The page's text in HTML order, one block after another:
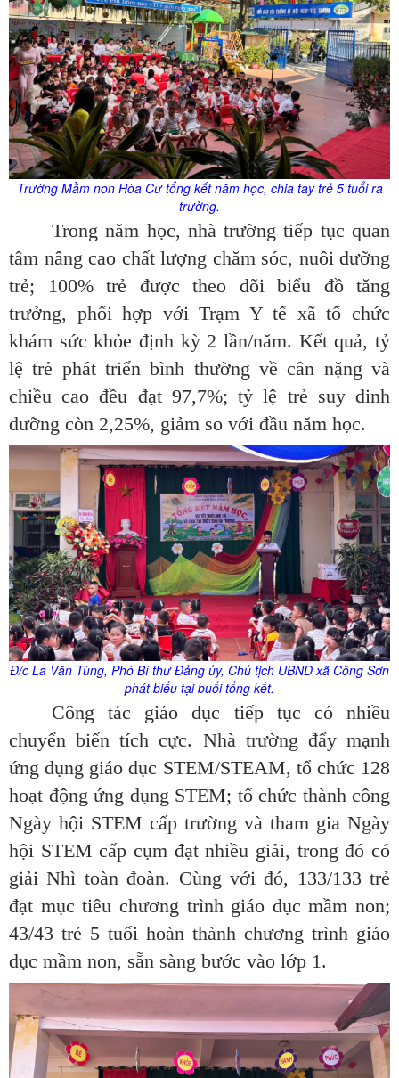
Trường Mầm non Hòa Cư tổng kết năm học, chia tay trẻ 5 tuổi ra
trường.
Trong năm học, nhà trường tiếp tục quan
tâm nâng cao chất lượng chăm sóc, nuôi dưỡng
trẻ; 100% trẻ được theo dõi biểu đồ tăng
trưởng, phối hợp với Trạm Y tế xã tổ chức
khám sức khỏe định kỳ 2 lần/năm. Kết quả, tỷ
lệ trẻ phát triển bình thường về cân nặng và
chiều cao đều đạt 97,7%; tỷ lệ trẻ suy dinh
dưỡng còn 2,25%, giảm so với đầu năm học.
Đ/c La Văn Tùng, Phó Bí thư Đảng ủy, Chủ tịch UBND xã Công Sơn
phát biểu tại buổi tổng kết.
Công tác giáo dục tiếp tục có nhiều
chuyển biến tích cực. Nhà trường đẩy mạnh
ứng dụng giáo dục STEM/STEAM, tổ chức 128
hoạt động ứng dụng STEM; tổ chức thành công
Ngày hội STEM cấp trường và tham gia Ngày
hội STEM cấp cụm đạt nhiều giải, trong đó có
giải Nhì toàn đoàn. Cùng với đó, 133/133 trẻ
đạt mục tiêu chương trình giáo dục mầm non;
43/43 trẻ 5 tuổi hoàn thành chương trình giáo
dục mầm non, sẵn sàng bước vào lớp 1.